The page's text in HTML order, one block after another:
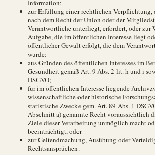
Information;
zur Erfüllung einer rechtlichen Verpflichtung,
nach dem Recht der Union oder der
Verantwortliche unterliegt, erfordert, oder zur
Aufgabe, die im öffentlichen Interesse liegt
öffentlicher Gewalt erfolgt, die dem
wurde:
aus Gründen des öffentlichen Interesses im
Gesundheit gemäß Art. 9 Abs. 2 lit. h und i
DSGVO;
für im öffentlichen Interesse liegende
wissenschaftliche oder historische
statistische Zwecke gem. Art. 89 Abs. 1
Abschnitt a) genannte Recht voraussichtlich
Ziele dieser Verarbeitung unmöglich macht
beeinträchtigt, oder
zur Geltendmachung, Ausübung oder
Rechtsansprüchen.